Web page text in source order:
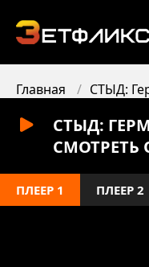
Главная СТЫД:
СТЫД:
СМОТРЕТЬ
ПЛЕЕР 1 ПЛЕЕР 2